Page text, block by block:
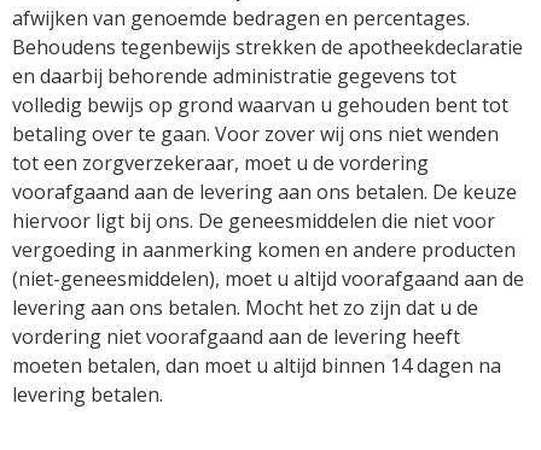
afwijken van genoemde bedragen en percentages.
Behoudens tegenbewijs strekken de apotheekdeclaratie
en daarbij behorende administratie gegevens tot
volledig bewijs op grond waarvan u gehouden bent tot
betaling over te gaan. Voor zover wij ons niet wenden
tot een zorgverzekeraar, moet u de vordering
voorafgaand aan de levering aan ons betalen. De keuze
hiervoor ligt bij ons. De geneesmiddelen die niet voor
vergoeding in aanmerking komen en andere producten
(niet-geneesmiddelen), moet u altijd voorafgaand aan de
levering aan ons betalen. Mocht het zo zijn dat u de
vordering niet voorafgaand aan de levering heeft
moeten betalen, dan moet u altijd binnen 14 dagen na
levering betalen.